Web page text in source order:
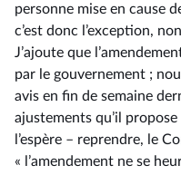
personne mise en cause
c’est donc l’exception,
J’ajoute que
par le gouvernement ;
avis en fin de semaine
ajustements qu’il
l’espère – reprendre, le
« l’amendement ne se